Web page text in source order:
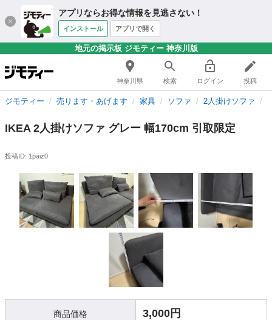
アプリならお得な情報を見逃さない！
インストール アプリで開く
地元の掲示板 ジモティー 神奈川版
神奈川県 検索 ログイン 投稿
ジモティー 売ります・あげます 家具 ソファ 2人掛けソファ
IKEA 2人掛けソファ グレー 幅170cm 引取限定
投稿ID: 1paiz0
商品価格 3,000円